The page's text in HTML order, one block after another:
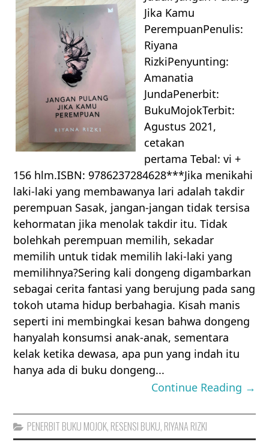
Jika Kamu
PerempuanPenulis:
Riyana
RizkiPenyunting:
Amanatia
JundaPenerbit:
BukuMojokTerbit:
Agustus 2021,
cetakan
pertama Tebal: vi +
156 hlm.ISBN: 9786237284628***Jika menikahi
laki-laki yang membawanya lari adalah takdir
perempuan Sasak, jangan-jangan tidak tersisa
kehormatan jika menolak takdir itu. Tidak
bolehkah perempuan memilih, sekadar
memilih untuk tidak memilih laki-laki yang
memilihnya?Sering kali dongeng digambarkan
sebagai cerita fantasi yang berujung pada sang
tokoh utama hidup berbahagia. Kisah manis
seperti ini membingkai kesan bahwa dongeng
hanyalah konsumsi anak-anak, sementara
kelak ketika dewasa, apa pun yang indah itu
hanya ada di buku dongeng...
Continue Reading →
PENERBIT BUKU MOJOK, RESENSI BUKU, RIYANA RIZKI